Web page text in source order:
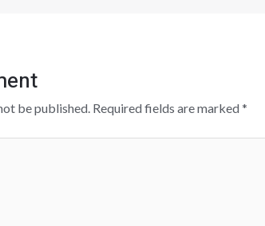
be published. Required fields are marked*